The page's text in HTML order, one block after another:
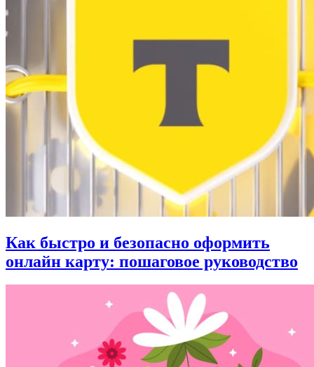
Как быстро и безопасно оформить
онлайн карту: пошаговое руководство